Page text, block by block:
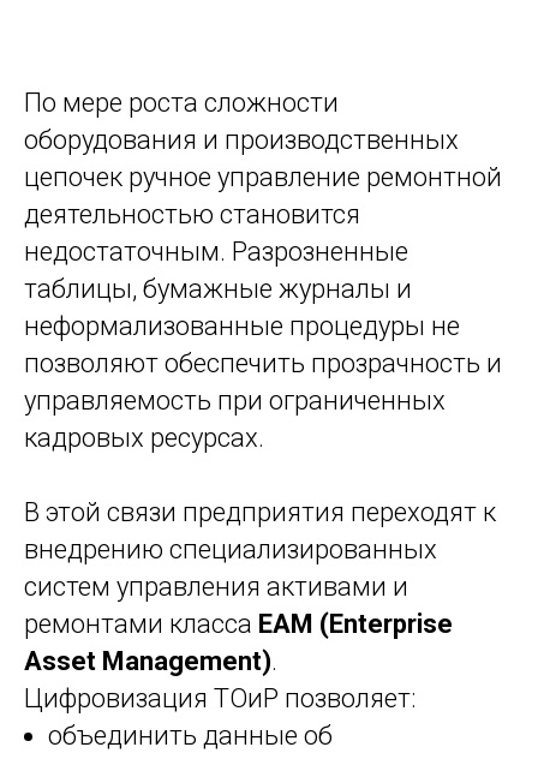
По мере роста сложности
оборудования и производственных
цепочек ручное управление ремонтной
деятельностью становится
недостаточным. Разрозненные
таблицы, бумажные журналы и
неформализованные процедуры не
позволяют обеспечить прозрачность и
управляемость при ограниченных
кадровых ресурсах.
В этой связи предприятия переходят к
внедрению специализированных
систем управления активами и
ремонтами класса EAM (Enterprise
Asset Management).
Цифровизация ТОиР позволяет:
объединить данные об